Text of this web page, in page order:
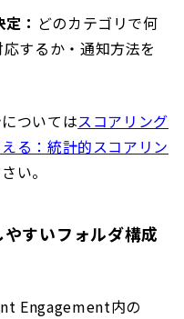
： どのカテゴリで何
するか・通知方法を
ついてはスコアリング
る：統計的スコアリン
い。
すいフォルダ構成
Engagement内の